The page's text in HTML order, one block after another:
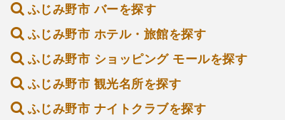
ふじみ野市 バーを探す
ふじみ野市 ホテル・旅館を探す
ふじみ野市 ショッピング モールを探す
ふじみ野市 観光名所を探す
ふじみ野市 ナイトクラブを探す